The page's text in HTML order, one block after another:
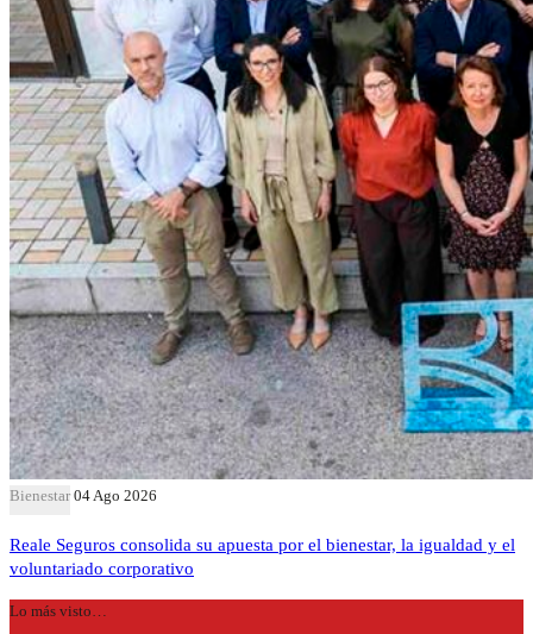
Bienestar 04 Ago 2026
Reale Seguros consolida su apuesta por el bienestar, la igualdad y el
voluntariado corporativo
Lo más visto…